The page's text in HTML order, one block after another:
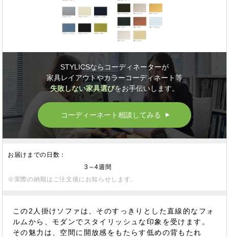
STYLICSならコーディネーターが
家具レイアウトやカラーコーディネート等
失敗しない家具選びをお手伝いします。
コーディーネート相談してみる ▲
お届けまでの日数：
3～4週間
※実際の納期はご注文後にお知らせします。
この2人掛けソファは、そのすっきりとした直線的なフォ
ルムから、モダンでスタイリッシュな印象を受けます。
その魅力は、空間に開放感をもたらす低めの背もたれ